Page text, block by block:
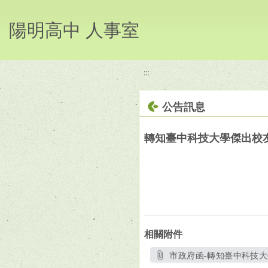
陽明高中 人事室
:::
公告訊息
轉知臺中科技大學傑出校
相關附件
市政府函-轉知臺中科技